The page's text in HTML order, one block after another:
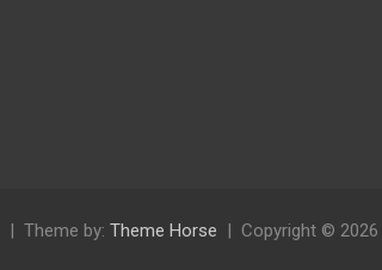
Copyright © 2026
Theme by: Theme Horse